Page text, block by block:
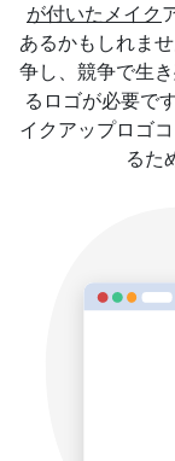
が付いたメイク
あるかもしれま
争し、競争で生
るロゴが必要で
イクアップロゴ
るた